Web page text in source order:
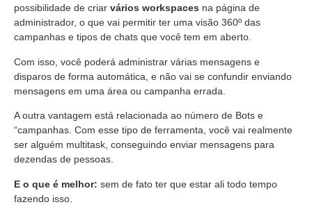
possibilidade de criar vários workspaces na página de
administrador, o que vai permitir ter uma visão 360º das
campanhas e tipos de chats que você tem em aberto.
Com isso, você poderá administrar várias mensagens e
disparos de forma automática, e não vai se confundir enviando
mensagens em uma área ou campanha errada.
A outra vantagem está relacionada ao número de Bots e
“campanhas. Com esse tipo de ferramenta, você vai realmente
ser alguém multitask, conseguindo enviar mensagens para
dezendas de pessoas.
E o que é melhor: sem de fato ter que estar ali todo tempo
fazendo isso.